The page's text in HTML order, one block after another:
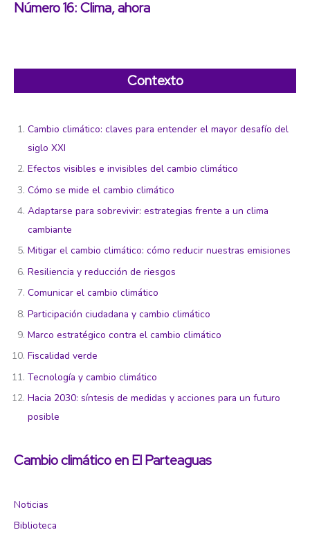
Número 16: Clima, ahora
Contexto
Cambio climático: claves para entender el mayor desafío del
siglo XXI
Efectos visibles e invisibles del cambio climático
Cómo se mide el cambio climático
Adaptarse para sobrevivir: estrategias frente a un clima
cambiante
Mitigar el cambio climático: cómo reducir nuestras emisiones
Resiliencia y reducción de riesgos
Comunicar el cambio climático
Participación ciudadana y cambio climático
Marco estratégico contra el cambio climático
Fiscalidad verde
Tecnología y cambio climático
Hacia 2030: síntesis de medidas y acciones para un futuro
posible
Cambio climático en El Parteaguas
Noticias
Biblioteca